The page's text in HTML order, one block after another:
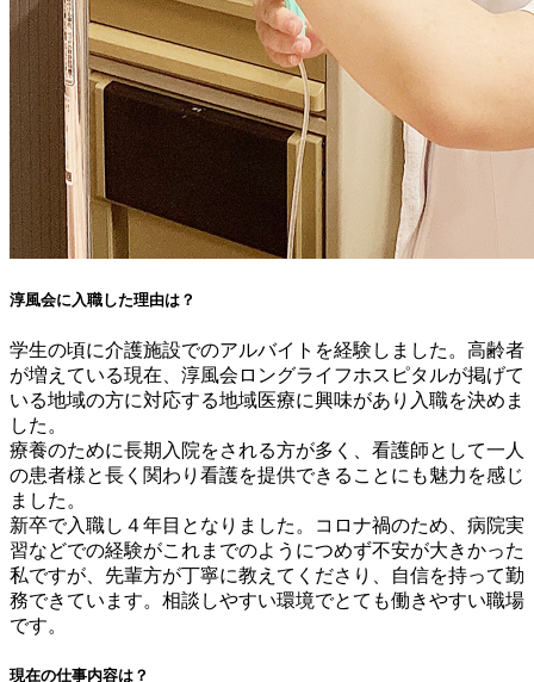
淳風会に入職した理由は？
学生の頃に介護施設でのアルバイトを経験しました。高齢者
が増えている現在、淳風会ロングライフホスピタルが掲げて
いる地域の方に対応する地域医療に興味があり入職を決めま
した。
療養のために長期入院をされる方が多く、看護師として一人
の患者様と長く関わり看護を提供できることにも魅力を感じ
ました。
新卒で入職し４年目となりました。コロナ禍のため、病院実
習などでの経験がこれまでのようにつめず不安が大きかった
私ですが、先輩方が丁寧に教えてくださり、自信を持って勤
務できています。相談しやすい環境でとても働きやすい職場
です。
現在の仕事内容は？